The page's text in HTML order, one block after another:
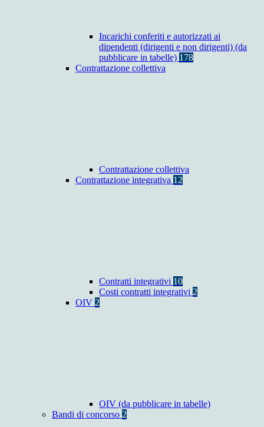
Incarichi conferiti e autorizzati ai
dipendenti (dirigenti e non dirigenti) (da
pubblicare in tabelle) 178
Contrattazione collettiva
Contrattazione collettiva
Contrattazione integrativa 12
Contratti integrativi 10
Costi contratti integrativi 2
OIV 2
OIV (da pubblicare in tabelle)
Bandi di concorso 2